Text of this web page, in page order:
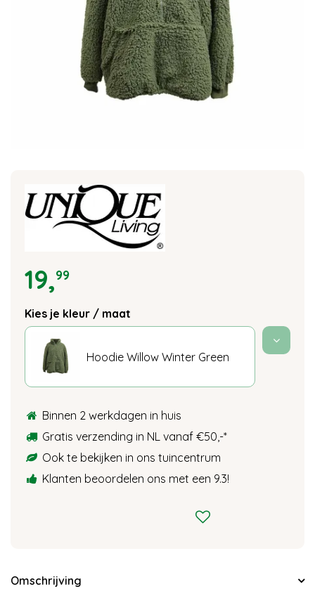
19,99
Kies je kleur / maat
Hoodie Willow Winter Green
Binnen 2 werkdagen in huis
Gratis verzending in NL vanaf €50,-*
Ook te bekijken in ons tuincentrum
Klanten beoordelen ons met een 9.3!
Omschrijving